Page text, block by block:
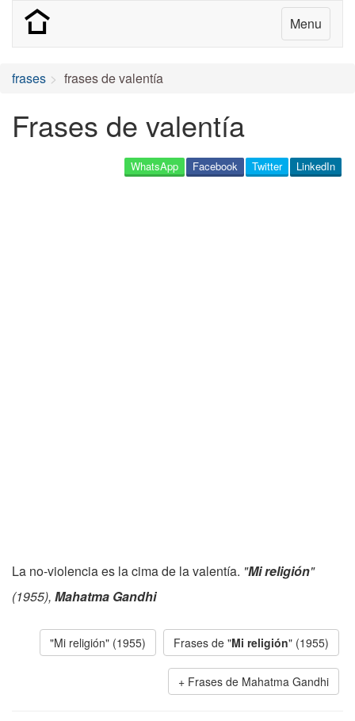
Menu
frases frases de valentía
Frases de valentía
LinkedIn
Twitter
Facebook
WhatsApp
La no-violencia es la cima de la valentía. "Mi religión"
(1955), Mahatma Gandhi
"Mi religión" (1955) Frases de "Mi religión" (1955)
Frases de Mahatma Gandhi